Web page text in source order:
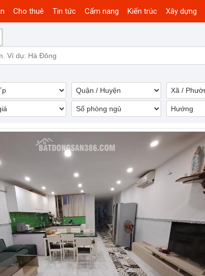
Cho thuê Tin tức Cẩm nang Kiến trúc Xây dựng